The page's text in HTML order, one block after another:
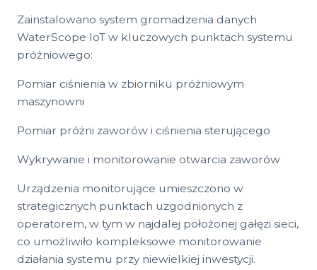
Zainstalowano system gromadzenia danych
WaterScope IoT w kluczowych punktach systemu
próżniowego:
Pomiar ciśnienia w zbiorniku próżniowym
maszynowni
Pomiar próżni zaworów i ciśnienia sterującego
Wykrywanie i monitorowanie otwarcia zaworów
Urządzenia monitorujące umieszczono w
strategicznych punktach uzgodnionych z
operatorem, w tym w najdalej położonej gałęzi sieci,
co umożliwiło kompleksowe monitorowanie
działania systemu przy niewielkiej inwestycji.